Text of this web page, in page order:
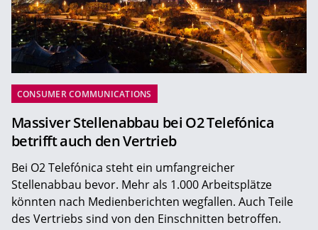
CONSUMER COMMUNICATIONS
Massiver Stellenabbau bei O2 Telefónica
betrifft auch den Vertrieb
Bei O2 Telefónica steht ein umfangreicher
Stellenabbau bevor. Mehr als 1.000 Arbeitsplätze
könnten nach Medienberichten wegfallen. Auch Teile
des Vertriebs sind von den Einschnitten betroffen.